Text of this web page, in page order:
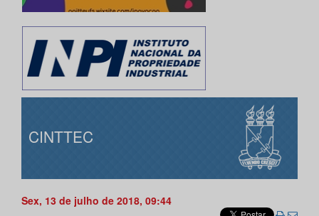
CINTTEC
Sex, 13 de julho de 2018, 09:44